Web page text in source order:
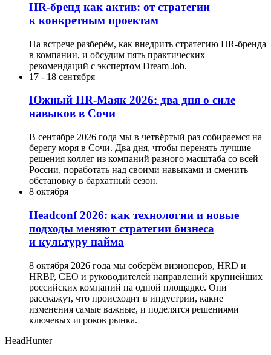
HR-бренд как актив: от стратегии
к конкретным проектам
На встрече разберём, как внедрить стратегию HR-бренда
в компании, и обсудим пять практических
рекомендаций с экспертом Dream Job.
17 - 18 сентября
Южный HR-Маяк 2026: два дня о силе
навыков в Сочи
В сентябре 2026 года мы в четвёртый раз собираемся на
берегу моря в Сочи. Два дня, чтобы перенять лучшие
решения коллег из компаний разного масштаба со всей
России, поработать над своими навыками и сменить
обстановку в бархатный сезон.
8 октября
Headсonf 2026: как технологии и новые
подходы меняют стратегии бизнеса
и культуру найма
8 октября 2026 года мы соберём визионеров, HRD и
HRBP, СЕО и руководителей направлений крупнейших
российских компаний на одной площадке. Они
расскажут, что происходит в индустрии, какие
изменения самые важные, и поделятся решениями
ключевых игроков рынка.
HeadHunter